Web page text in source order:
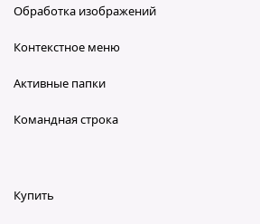
Обработка изображений
Контекстное меню
Активные папки
Командная строка
Купить